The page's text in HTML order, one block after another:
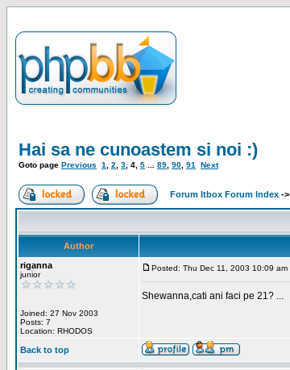
Hai sa ne cunoastem si noi :)
Goto page Previous 1 2 3 4 5 89 90 91 Next
Forum Itbox Forum Index ->
Author
riganna
junior
Joined: 27 Nov 2003
Posts: 7
Location: RHODOS
Posted: Thu Dec 11, 2003 10:09 am
Shewanna,cati ani faci pe 21? ...
Back to top